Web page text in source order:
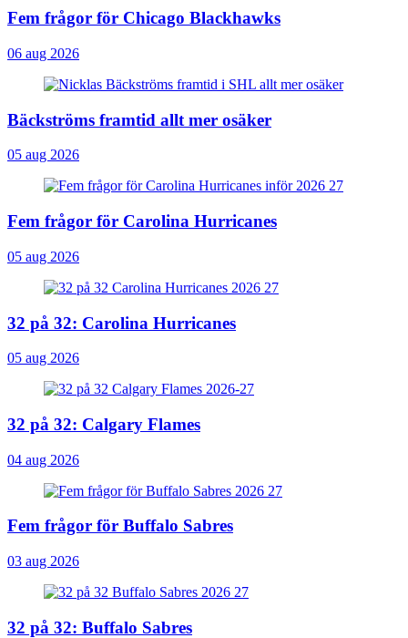
Fem frågor för Chicago Blackhawks
06 aug 2026
Bäckströms framtid allt mer osäker
05 aug 2026
Fem frågor för Carolina Hurricanes
05 aug 2026
32 på 32: Carolina Hurricanes
05 aug 2026
32 på 32: Calgary Flames
04 aug 2026
Fem frågor för Buffalo Sabres
03 aug 2026
32 på 32: Buffalo Sabres